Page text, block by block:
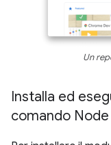
Un
Installa ed
comando Node